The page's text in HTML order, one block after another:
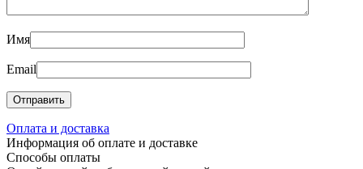
Имя
Email
Оплата и доставка
Информация об оплате и доставке
Способы оплаты